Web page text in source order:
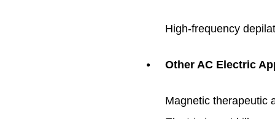
High-frequency
● Other AC Electric
Magnetic therapeutic